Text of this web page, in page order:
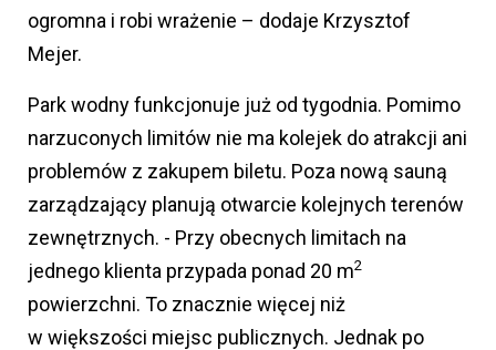
ogromna i robi wrażenie – dodaje Krzysztof
Mejer.
Park wodny funkcjonuje już od tygodnia. Pomimo
narzuconych limitów nie ma kolejek do atrakcji ani
problemów z zakupem biletu. Poza nową sauną
zarządzający planują otwarcie kolejnych terenów
zewnętrznych. - Przy obecnych limitach na
jednego klienta przypada ponad 20 m2
powierzchni. To znacznie więcej niż
w większości miejsc publicznych. Jednak po